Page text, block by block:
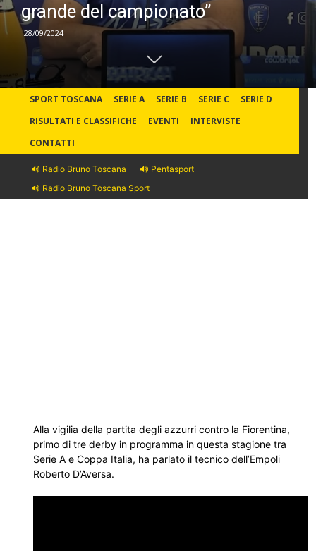
grande del campionato”
28/09/2024
SPORT TOSCANA SERIE A SERIE B SERIE C
SERIE D
RISULTATI E CLASSIFICHE
EVENTI
INTERVISTE
CONTATTI
Radio Bruno Toscana
Pentasport
Radio Bruno Toscana Sport
Alla vigilia della partita degli azzurri contro la Fiorentina,
primo di tre derby in programma in questa stagione tra
Serie A e Coppa Italia, ha parlato il tecnico dell’Empoli
Roberto D’Aversa.